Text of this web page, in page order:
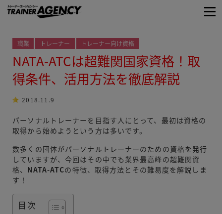
職業 トレーナー トレーナー向け資格
NATA-ATCは超難関国家資格！取
得条件、活用方法を徹底解説
2018.11.9
パーソナルトレーナーを目指す人にとって、最初は資格の
取得から始めようという方は多いです。
数多くの団体がパーソナルトレーナーのための資格を発行
していますが、今回はその中でも業界最高峰の超難関資
格、 NATA-ATCの特徴、取得方法とその難易度を解説しま
す！
目次